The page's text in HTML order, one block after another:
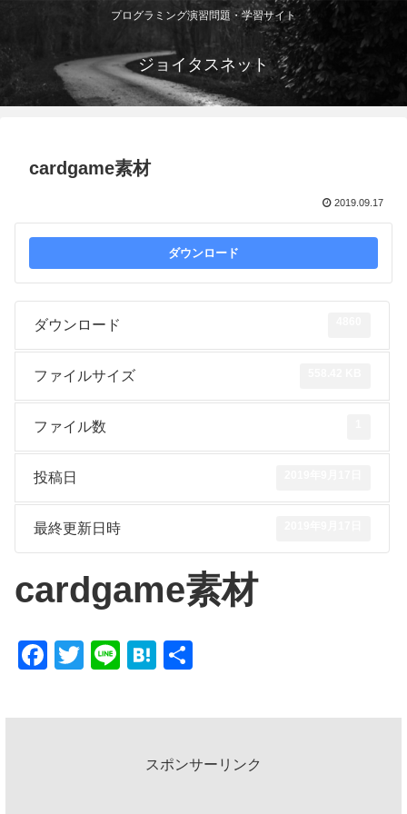
プログラミング演習問題・学習サイト
ジョイタスネット
cardgame素材
2019.09.17
ダウンロード
ダウンロード
ファイルサイズ
ファイル数
投稿日
最終更新日時
cardgame素材
F
c
T
tt
Li
e
H
e
a
スポンサーリンク